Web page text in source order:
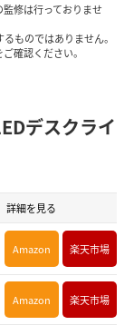
修は行っておりませ
ものではありません。
確認ください。
デスクライ
詳細を見る
Amazon 楽天市場
Amazon 楽天市場